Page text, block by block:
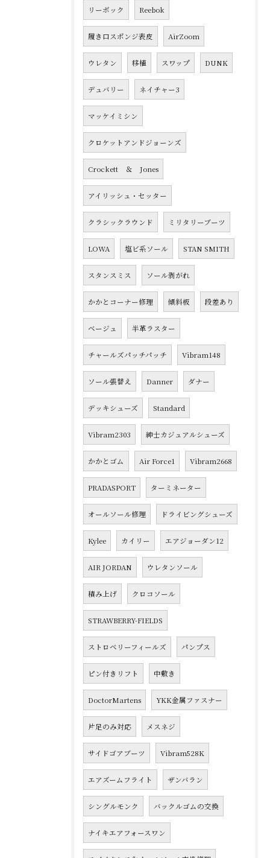
リーボック Reebok
履き口スポンジ表皮 AirZoom
ウレタン 移植 スワップ DUNK
デュバリー ネイチャー3
マッケイミシン
クロケットアンドジョーンズ
Crockett ＆ Jones
アイリッシュ・セッター
クラシックラウンド ミリタリーブーツ
LOWA 塩ビ系ソール STAN SMITH
スタンスミス ソール剥がれ
かかとコーナー修理 傾斜板 段差あり
ベージュ 半革ラスター
チャールズパッチパッチ Vibram148
ソール張替え Danner ダナー
デッキシューズ Standard
Vibram2303 紳士カジュアルシューズ
かかとゴム Air Force1 Vibram2668
PRADASPORT ターミネーター
オールソール修理 ドライビングシューズ
Kylee カイリー エアジョーダン12
AIR JORDAN ウレタンソール
積み上げ クロコソール
STRAWBERRY-FIELDS
ストロベリーフィールズ パンプス
ピン付きリフト 中敷き
DoctorMartens YKK金属ファスナー
片足のみ対応 メスネジ
サイドゴアブーツ Vibram528K
エアズームフライト ザンバラン
シングルモンク バックルゴムの交換
ナイキエアフォースワン